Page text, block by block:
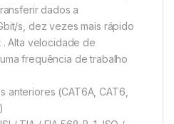
dados a
s, dez vezes mais rápido
. Alta velocidade de
frequência de trabalho
anteriores (CAT6A, CAT6,